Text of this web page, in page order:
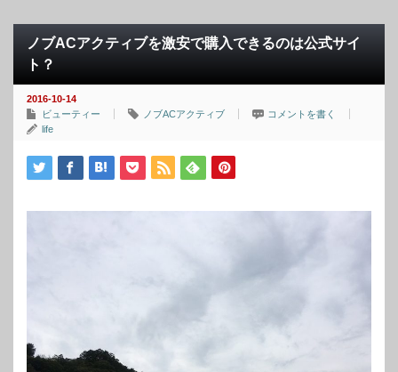
ノブACアクティブを激安で購入できるのは公式サイ
ト？
2016-10-14
ビューティー
ノブACアクティブ
コメントを書く
life